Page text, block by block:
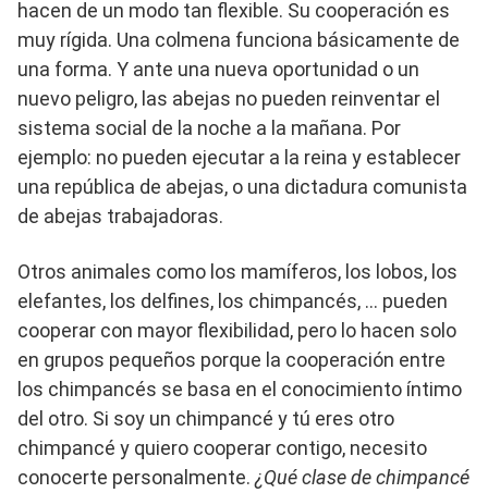
hacen de un modo tan flexible. Su cooperación es
muy rígida. Una colmena funciona básicamente de
una forma. Y ante una nueva oportunidad o un
nuevo peligro, las abejas no pueden reinventar el
sistema social de la noche a la mañana. Por
ejemplo: no pueden ejecutar a la reina y establecer
una república de abejas, o una dictadura comunista
de abejas trabajadoras.
Otros animales como los mamíferos, los lobos, los
elefantes, los delfines, los chimpancés, … pueden
cooperar con mayor flexibilidad, pero lo hacen solo
en grupos pequeños porque la cooperación entre
los chimpancés se basa en el conocimiento íntimo
del otro. Si soy un chimpancé y tú eres otro
chimpancé y quiero cooperar contigo, necesito
conocerte personalmente. ¿Qué clase de chimpancé